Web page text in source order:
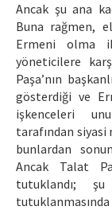
Ancak şu ana
Buna rağmen,
Ermeni olma
yöneticilere
Paşa’nın
gösterdiği ve
işkenceleri
tarafından
bunlardan
Ancak Talat
tutuklandı;